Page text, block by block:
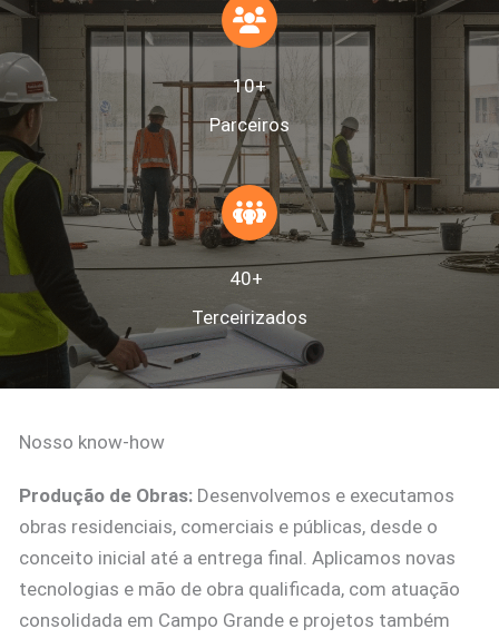
10+
Parceiros
40+
Terceirizados
Nosso know-how
Produção de Obras: Desenvolvemos e executamos
obras residenciais, comerciais e públicas, desde o
conceito inicial até a entrega final. Aplicamos novas
tecnologias e mão de obra qualificada, com atuação
consolidada em Campo Grande e projetos também